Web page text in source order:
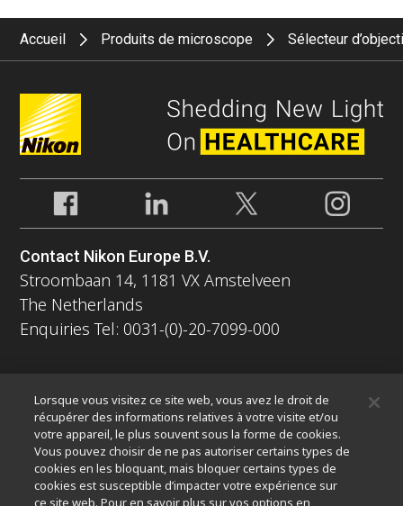
Accueil Produits de microscope Sélecteur
Contact Nikon Europe B.V.
Stroombaan 14, 1181 VX Amstelveen
The Netherlands
Enquiries Tel: 0031-(0)-20-7099-000
NouvellesÉvénementsProfil de la sociétéCarrières
ServiceDurabilité
Bien-être
Nikon Microscopes 100th Anniversary
Popular Links
Lorsque vous visitez ce site web, vous avez le droit de
récupérer des informations relatives à votre visite et/ou
votre appareil, le plus souvent sous la forme de cookies.
Vous pouvez choisir de ne pas autoriser certains types de
cookies en les bloquant, mais bloquer certains types de
cookies est susceptible d’impacter votre expérience sur
ce site web. Pour en savoir plus sur vos options en